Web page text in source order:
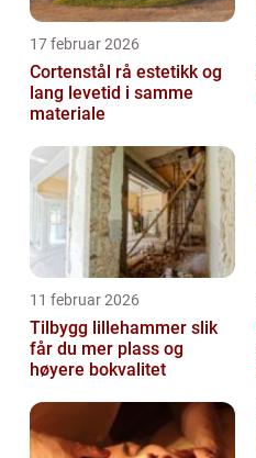
17 februar 2026
Cortenstål rå estetikk og
lang levetid i samme
materiale
11 februar 2026
Tilbygg lillehammer slik
får du mer plass og
høyere bokvalitet